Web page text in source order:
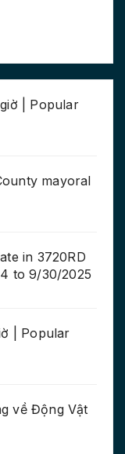
| Popular
mayoral
in 3720RD
to 9/30/2025
| Popular
về Động Vật